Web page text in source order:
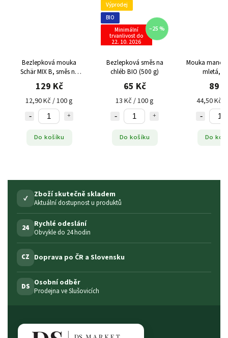
Bezlepková mouka
Schär MIX B, směs na
chléb a pečivo (1 kg)
129 Kč
12,90 Kč / 100 g
Do košíku
Výprodej
BIO
Minimální
trvanlivost do
22. 10. 2026
–25 %
Bezlepková směs na
chléb BIO (500 g)
65 Kč
13 Kč / 100 g
Do košíku
Mouka
mletá,
89
44,50 Kč /
Do
✓ Zboží skutečně skladem
Aktuální dostupnost u produktů
24 Rychlé odeslání
Obvykle do 24 hodin
CZ Doprava po ČR a Slovensku
DS Osobní odběr
Prodejna ve Slušovicích